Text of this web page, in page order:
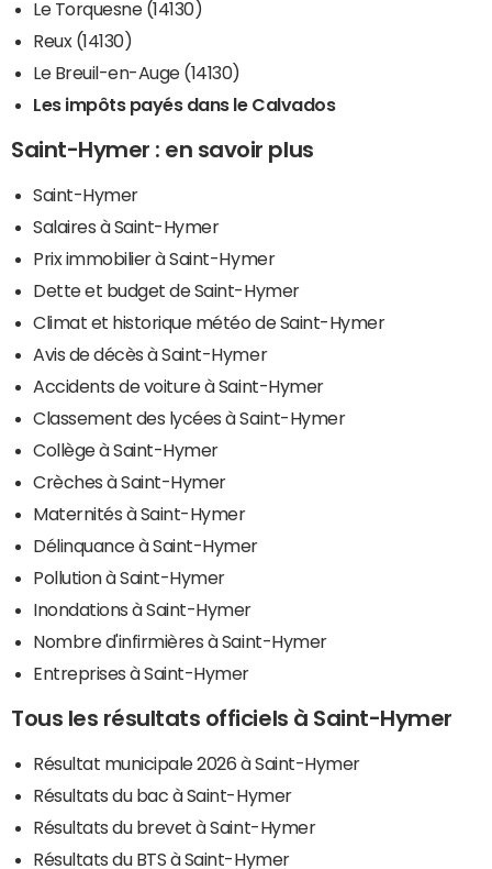
Le Torquesne (14130)
Reux (14130)
Le Breuil-en-Auge (14130)
Les impôts payés dans le Calvados
Saint-Hymer : en savoir plus
Saint-Hymer
Salaires à Saint-Hymer
Prix immobilier à Saint-Hymer
Dette et budget de Saint-Hymer
Climat et historique météo de Saint-Hymer
Avis de décès à Saint-Hymer
Accidents de voiture à Saint-Hymer
Classement des lycées à Saint-Hymer
Collège à Saint-Hymer
Crèches à Saint-Hymer
Maternités à Saint-Hymer
Délinquance à Saint-Hymer
Pollution à Saint-Hymer
Inondations à Saint-Hymer
Nombre d'infirmières à Saint-Hymer
Entreprises à Saint-Hymer
Tous les résultats officiels à Saint-Hymer
Résultat municipale 2026 à Saint-Hymer
Résultats du bac à Saint-Hymer
Résultats du brevet à Saint-Hymer
Résultats du BTS à Saint-Hymer